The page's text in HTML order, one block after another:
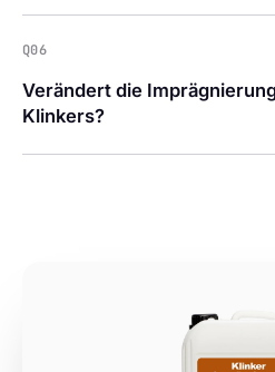
Q06
Verändert die
Klinkers?